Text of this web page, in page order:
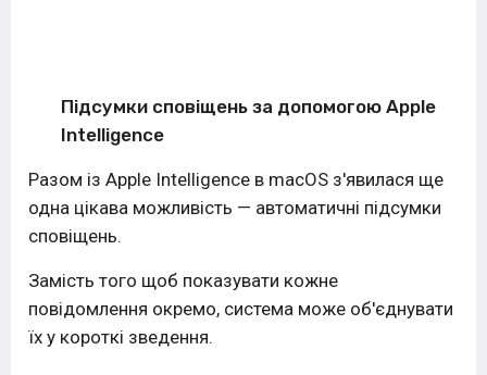
Підсумки сповіщень за допомогою Apple
Intelligence
Разом із Apple Intelligence в macOS з'явилася ще
одна цікава можливість — автоматичні підсумки
сповіщень.
Замість того щоб показувати кожне
повідомлення окремо, система може об'єднувати
їх у короткі зведення.